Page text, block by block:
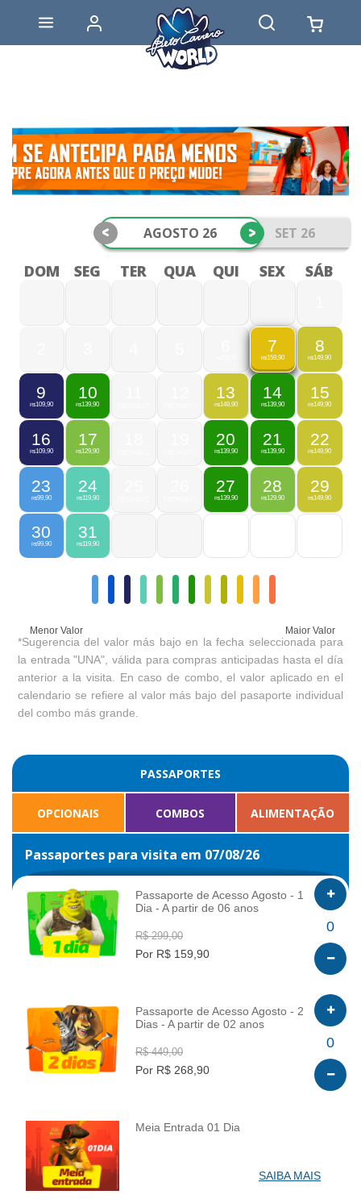
AGOSTO 26 SET 26
< >
DOM SEG TER QUA QUI SEX SÁB
7
R$159,90
8
R$149,90
9
R$109,90
10
R$139,90
13
R$149,90
14
R$139,90
15
R$149,90
16
R$109,90
17
R$129,90
20
R$139,90
21
R$139,90
22
R$149,90
23
R$99,90
24
R$119,90
27
R$139,90
28
R$129,90
29
R$149,90
30
R$99,90
31
R$119,90
Menor Valor Maior Valor
*Sugerencia del valor más bajo en la fecha seleccionada para
la entrada "UNA", válida para compras anticipadas hasta el día
anterior a la visita. En caso de combo, el valor aplicado en el
calendario se refiere al valor más bajo del pasaporte individual
del combo más grande.
PASSAPORTES
OPCIONAIS COMBOS ALIMENTAÇÃO
Passaportes para visita em 07/08/26
INFO
Passaporte de Acesso Agosto - 1
Dia - A partir de 06 anos
R$ 299,00
Por R$ 159,90
0
INFO
Passaporte de Acesso Agosto - 2
Dias - A partir de 02 anos
R$ 449,00
Por R$ 268,90
0
INFO
Meia Entrada 01 Dia
SAIBA MAIS